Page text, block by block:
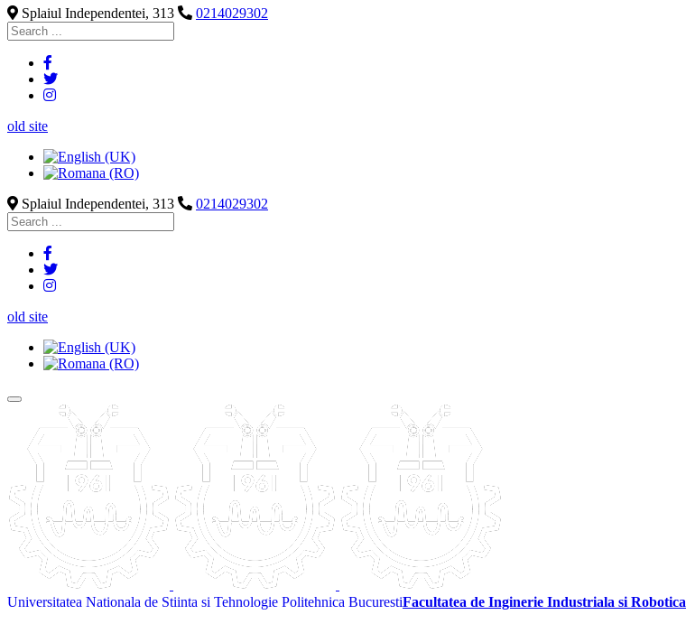
Splaiul Independentei, 313
0214029302
old site
Splaiul Independentei, 313 0214029302
old site
Universitatea Nationala de Stiinta si Tehnologie Politehnica BucurestiFacultatea de Inginerie Industriala si Robotica